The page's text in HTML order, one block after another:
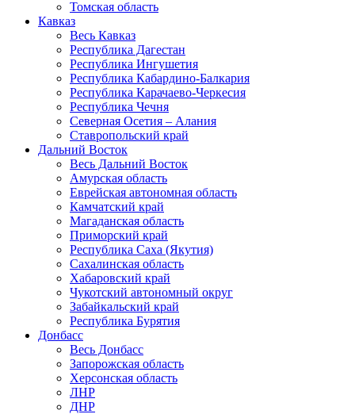
Томская область
Кавказ
Весь Кавказ
Республика Дагестан
Республика Ингушетия
Республика Кабардино-Балкария
Республика Карачаево-Черкесия
Республика Чечня
Северная Осетия – Алания
Ставропольский край
Дальний Восток
Весь Дальний Восток
Амурская область
Еврейская автономная область
Камчатский край
Магаданская область
Приморский край
Республика Саха (Якутия)
Сахалинская область
Хабаровский край
Чукотский автономный округ
Забайкальский край
Республика Бурятия
Донбасс
Весь Донбасс
Запорожская область
Херсонская область
ЛНР
ДНР